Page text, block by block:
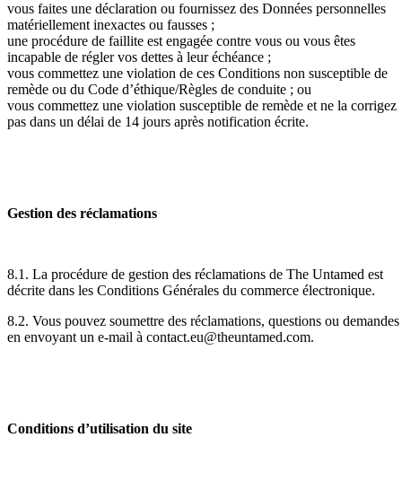
vous faites une déclaration ou fournissez des Données personnelles
matériellement inexactes ou fausses ;
une procédure de faillite est engagée contre vous ou vous êtes
incapable de régler vos dettes à leur échéance ;
vous commettez une violation de ces Conditions non susceptible de
remède ou du Code d’éthique/Règles de conduite ; ou
vous commettez une violation susceptible de remède et ne la corrigez
pas dans un délai de 14 jours après notification écrite.
Gestion des réclamations
8.1. La procédure de gestion des réclamations de The Untamed est
décrite dans les Conditions Générales du commerce électronique.
8.2. Vous pouvez soumettre des réclamations, questions ou demandes
en envoyant un e-mail à contact.eu@theuntamed.com.
Conditions d’utilisation du site